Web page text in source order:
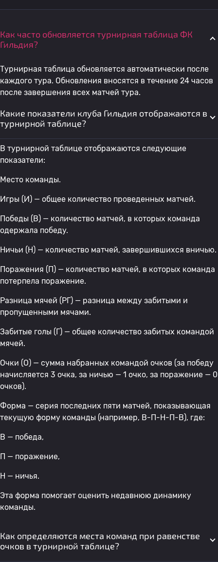
Как часто обновляется турнирная таблица ФК
Гильдия?
Турнирная таблица обновляется автоматически после
каждого тура. Обновления вносятся в течение 24 часов
после завершения всех матчей тура.
Какие показатели клуба Гильдия отображаются в
турнирной таблице?
В турнирной таблице отображаются следующие
показатели:
Место команды.
Игры (И) — общее количество проведенных матчей.
Победы (В) — количество матчей, в которых команда
одержала победу.
Ничьи (Н) — количество матчей, завершившихся вничью.
Поражения (П) — количество матчей, в которых команда
потерпела поражение.
Разница мячей (РГ) — разница между забитыми и
пропущенными мячами.
Забитые голы (Г) — общее количество забитых командой
мячей.
Очки (О) — сумма набранных командой очков (за победу
начисляется 3 очка, за ничью — 1 очко, за поражение — 0
очков).
Форма — серия последних пяти матчей, показывающая
текущую форму команды (например, В-П-Н-П-В), где:
В — победа,
П — поражение,
Н — ничья.
Эта форма помогает оценить недавнюю динамику
команды.
Как определяются места команд при равенстве
очков в турнирной таблице?